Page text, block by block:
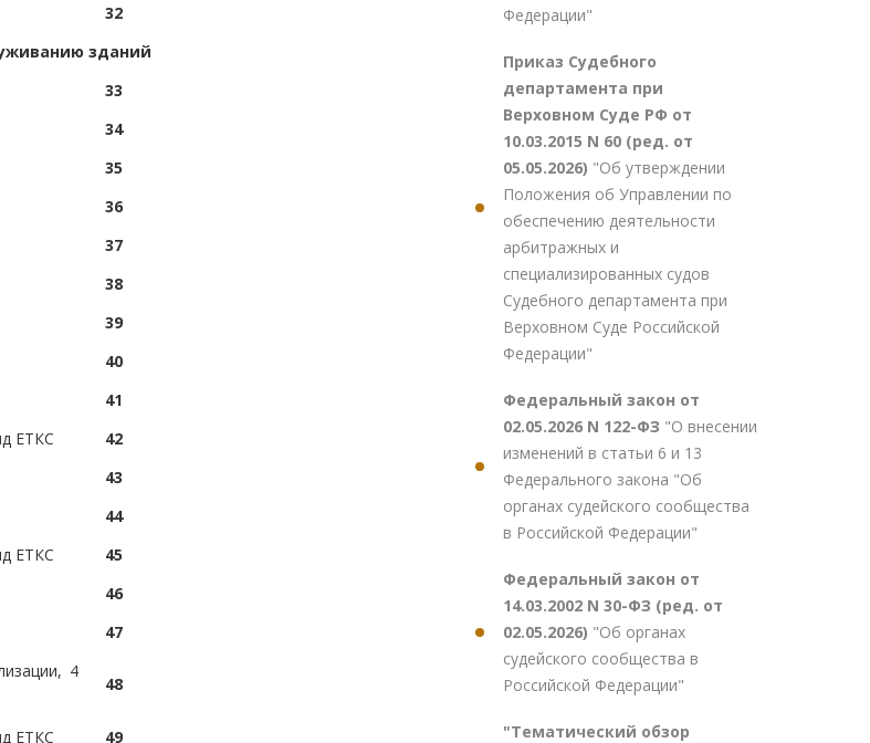
32
зданий
33
34
35
36
37
38
39
40
41
ЕТКС
42
43
44
ЕТКС
45
46
47
4
48
ЕТКС 49
Федерации"
Приказ Судебного
департамента при
Верховном Суде РФ от
10.03.2015 N 60 (ред. от
05.05.2026) "Об утверждении
Положения об Управлении по
обеспечению деятельности
арбитражных и
специализированных судов
Судебного департамента при
Верховном Суде Российской
Федерации"
Федеральный закон от
02.05.2026 N 122-ФЗ "О внесении
изменений в статьи 6 и 13
Федерального закона "Об
органах судейского сообщества
в Российской Федерации"
Федеральный закон от
14.03.2002 N 30-ФЗ (ред. от
02.05.2026) "Об органах
судейского сообщества в
Российской Федерации"
"Тематический обзор